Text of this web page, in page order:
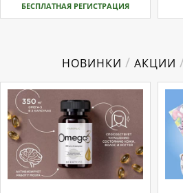
БЕСПЛАТНАЯ РЕГИСТРАЦИЯ
НОВИНКИ / АКЦИИ